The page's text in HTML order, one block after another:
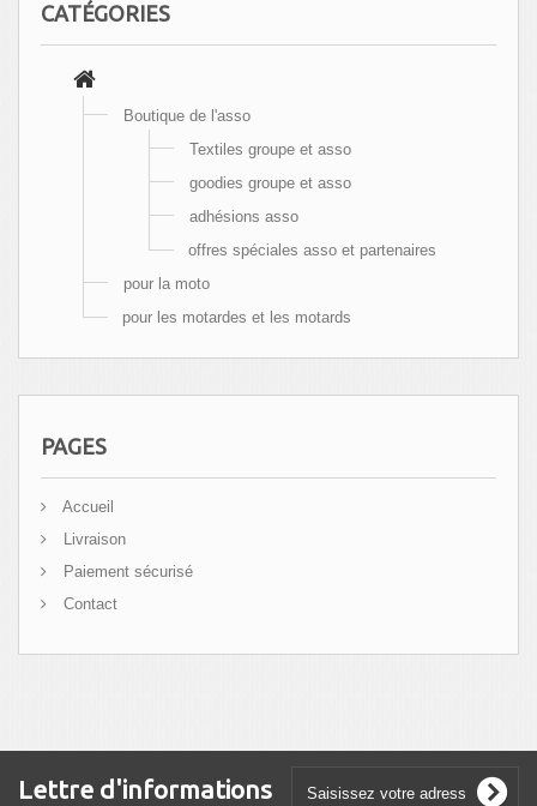
CATÉGORIES
Boutique de l'asso
Textiles groupe et asso
goodies groupe et asso
adhésions asso
offres spéciales asso et partenaires
pour la moto
pour les motardes et les motards
PAGES
Accueil
Livraison
Paiement sécurisé
Contact
Lettre d'informations